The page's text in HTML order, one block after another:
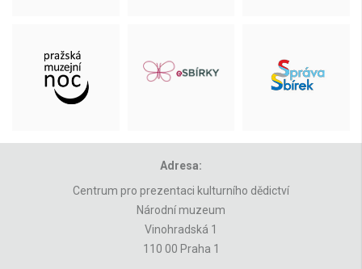
Adresa:
Centrum pro prezentaci kulturního dědictví
Národní muzeum
Vinohradská 1
110 00 Praha 1